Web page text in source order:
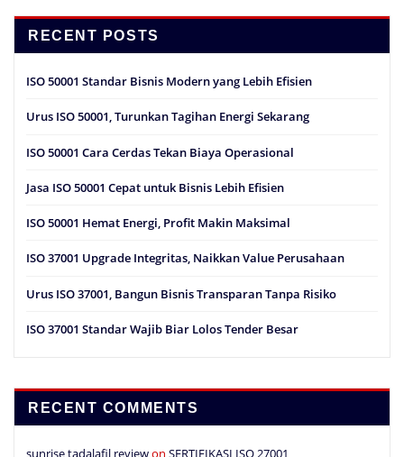
RECENT POSTS
ISO 50001 Standar Bisnis Modern yang Lebih Efisien
Urus ISO 50001, Turunkan Tagihan Energi Sekarang
ISO 50001 Cara Cerdas Tekan Biaya Operasional
Jasa ISO 50001 Cepat untuk Bisnis Lebih Efisien
ISO 50001 Hemat Energi, Profit Makin Maksimal
ISO 37001 Upgrade Integritas, Naikkan Value Perusahaan
Urus ISO 37001, Bangun Bisnis Transparan Tanpa Risiko
ISO 37001 Standar Wajib Biar Lolos Tender Besar
RECENT COMMENTS
sunrise tadalafil reviewon SERTIFIKASI ISO 27001